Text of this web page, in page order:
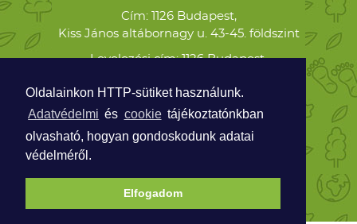
Oldalainkon HTTP-sütiket használunk.
Adatvédelmi és cookie tájékoztatónkban
olvasható, hogyan gondoskodunk adatai
védelméről.
Elfogadom
Cím: 1126 Budapest,
Kiss János altábornagy u. 43-45. földszint
Levelezési cím: 1126 Budapest,
+36 70 938 8474
ZOLDPONT@HEGYVIDEK.HU